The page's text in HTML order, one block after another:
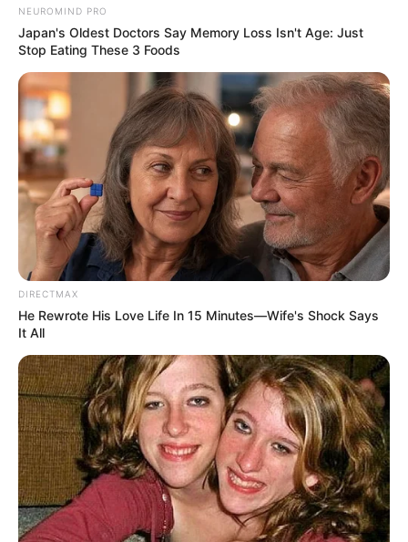
NEUROMIND PRO
Japan's Oldest Doctors Say Memory Loss Isn't Age: Just
Stop Eating These 3 Foods
DIRECTMAX
He Rewrote His Love Life In 15 Minutes—Wife's Shock Says
It All